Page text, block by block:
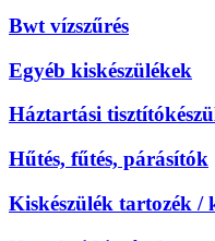
Bwt vízszűrés
Egyéb kiskészülékek
Háztartási
Hűtés, fűtés, párásítók
Kiskészülék tartozék /